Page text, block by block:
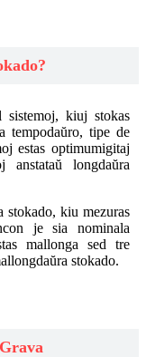
sistemoj, kiuj stokas
tempodaŭro, tipe de
estas optimumigitaj
longdaŭra
stokado, kiu mezuras
je sia nominala
mallonga sed tre
stokado.